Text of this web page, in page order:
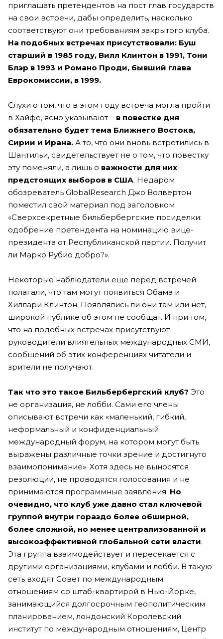
приглашать претендентов на пост глав государств
на свои встречи, дабы определить, насколько
соответствуют они требованиям закрытого клуба.
На подобных встречах присутствовали: Буш
старший в 1985 году, Вилл Клинтон в 1991, Тони
Блэр в 1993 и Романо Проди, бывший глава
Еврокомиссии, в 1999.
Слухи о том, что в этом году встреча могла пройти
в Хайфе, ясно указывают – в повестке дня
обязательно будет тема Ближнего Востока,
Сирии и Ирана. А то, что они вновь встретились в
Шантильи, свидетельствует не о том, что повестку
эту поменяли, а лишь о важности для них
предстоящих выборов в США. Недаром
обозреватель GlobalResearch Джо Волвертон
поместил свой материал под заголовком
«Сверхсекретные бильбербергские посиделки:
одобрение претендента на номинацию вице-
президента от Республиканской партии. Получит
ли Марко Рубио добро?».
Некоторые наблюдатели еще перед встречей
полагали, что там могут появиться Обама и
Хиллари Клинтон. Появлялись ли они там или нет,
широкой публике об этом не сообщат. И при том,
что на подобных встречах присутствуют
руководители влиятельных международных СМИ,
сообщений об этих конференциях читатели и
зрители не получают.
Так что это такое Бильбербергский клуб? Это
не организация, не лобби. Сами его члены
описывают встречи как «маленький, гибкий,
неформальный и конфиденциальный
международный форум, на котором могут быть
выражены различные точки зрение и достигнуто
взаимопонимание». Хотя здесь не выносятся
резолюции, не проводятся голосования и не
принимаются программные заявления. Но
очевидно, что клуб уже давно стал ключевой
группой внутри гораздо более обширной,
более сложной, но менее централизованной и
высокоэффективной глобальной сети власти.
Эта группа взаимодействует и пересекается с
другими организациями, клубами и лобби. В такую
сеть входят Совет по международным
отношениям со штаб-квартирой в Нью-Йорке,
занимающийся долгосрочным геополитическим
планированием, лондонский Королевский
институт по международным отношениям, Центр